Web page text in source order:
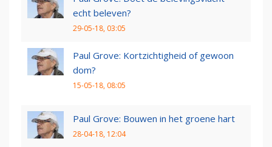
echt beleven?
29-05-18, 03:05
Paul Grove: Kortzichtigheid of gewoon
dom?
15-05-18, 08:05
Paul Grove: Bouwen in het groene hart
28-04-18, 12:04